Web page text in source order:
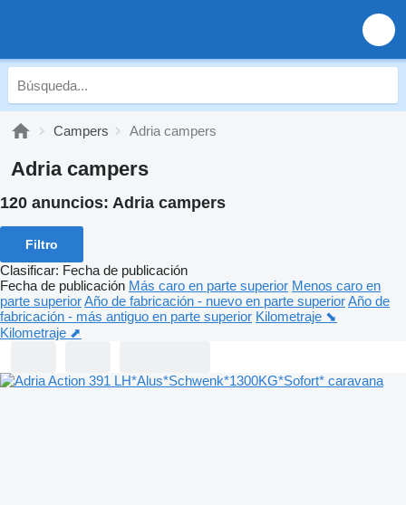
Campers Adria campers
Adria campers
120 anuncios: Adria campers
Filtro
Clasificar: Fecha de publicación
Fecha de publicación Más caro en parte superior Menos caro en
parte superiorAño de fabricación - nuevo en parte superiorAño de
fabricación - más antiguo en parte superior Kilometraje ⬊
Kilometraje ⬈